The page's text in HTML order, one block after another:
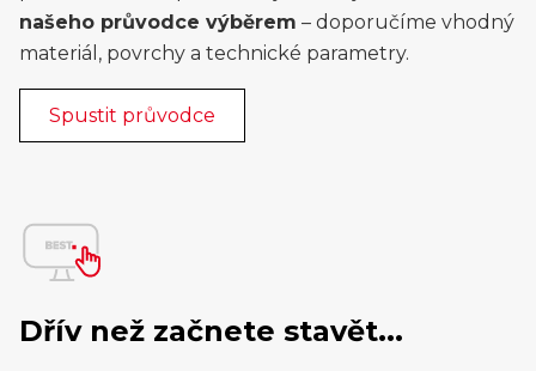
našeho průvodce výběrem – doporučíme vhodný
materiál, povrchy a technické parametry.
Spustit průvodce
Dřív než začnete stavět...